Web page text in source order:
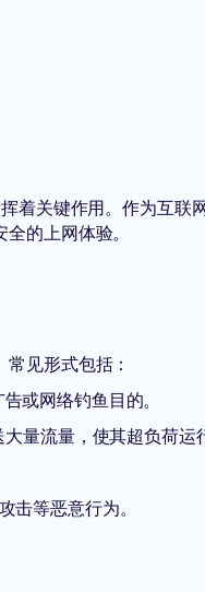
着关键作用。作为互联
的上网体验。
见形式包括：
或网络钓鱼目的。
量流量，使其超负荷运
击等恶意行为。